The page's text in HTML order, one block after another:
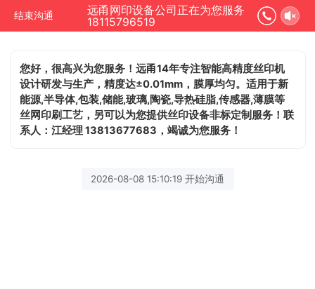
结束沟通
远甬网印设备公司正在为您服务
18115796519
您好，很高兴为您服务！远甬14年专注智能高精度丝印机
设计研发与生产，精度达±0.01mm，膜厚均匀。适用于新
能源,半导体,包装,储能,玻璃,陶瓷,导热硅脂,传感器,薄膜等
丝网印刷工艺，另可以为您提供丝印设备非标定制服务！联
系人：江经理 13813677683，竭诚为您服务！
2026-08-08 15:10:19 开始沟通